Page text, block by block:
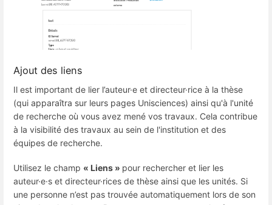
Ajout des liens
Il est important de lier l’auteur·e et directeur·rice à la thèse
(qui apparaîtra sur leurs pages Unisciences) ainsi qu'à l'unité
de recherche où vous avez mené vos travaux. Cela contribue
à la visibilité des travaux au sein de l'institution et des
équipes de recherche.
Utilisez le champ « Liens » pour rechercher et lier les
auteur·e·s et directeur·rices de thèse ainsi que les unités. Si
une personne n’est pas trouvée automatiquement lors de son